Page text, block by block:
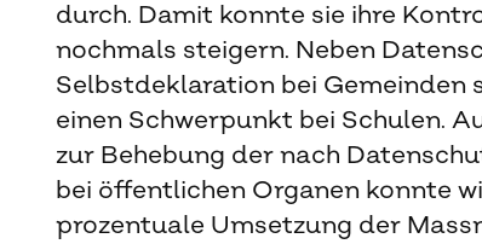
durch. Damit konnte sie ihre
nochmals steigern. Neben
Selbstdeklaration bei
einen Schwerpunkt bei Schulen.
zur Behebung der nach
bei öffentlichen Organen konnte
prozentuale Umsetzung der